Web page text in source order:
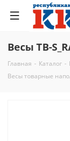
Весы ТВ-
Главная - Каталог -
Весы товарные